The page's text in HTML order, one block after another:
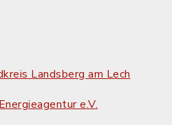
Landsberg am Lech
e.V.